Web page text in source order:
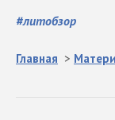
#литобзор
Главная >